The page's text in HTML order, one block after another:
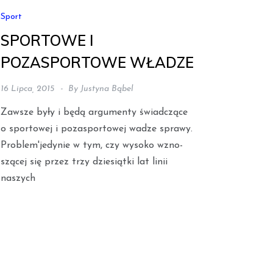
Sport
SPORTOWE I
POZASPORTOWE WŁADZE
16 Lipca, 2015 By Justyna Bąbel
Zawsze były i będą argumenty świadczące
o sportowej i pozaspor­towej wadze sprawy.
Problem'jedynie w tym, czy wysoko wzno­
szącej się przez trzy dziesiątki lat linii
naszych